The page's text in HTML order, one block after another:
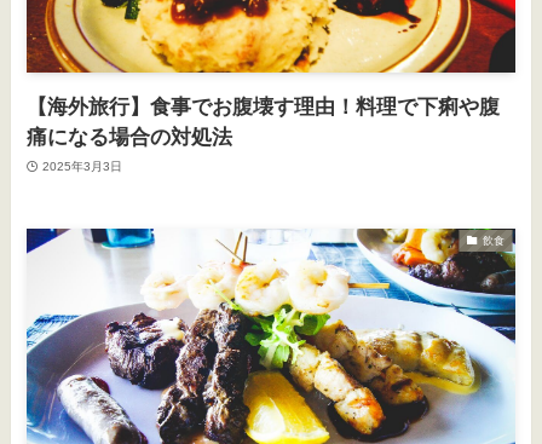
【海外旅行】食事でお腹壊す理由！料理で下痢や腹
痛になる場合の対処法
2025年3月3日
飲食